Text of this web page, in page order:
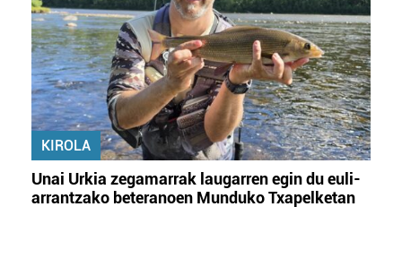
KIROLA
Unai Urkia zegamarrak laugarren egin du euli-
arrantzako beteranoen Munduko Txapelketan